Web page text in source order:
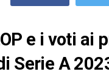
e i voti
Serie A